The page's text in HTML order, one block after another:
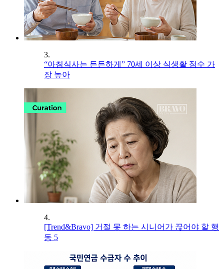
3.
“아침식사는 든든하게” 70세 이상 식생활 점수 가
장 높아
4.
[Trend&Bravo] 거절 못 하는 시니어가 끊어야 할 행
동 5